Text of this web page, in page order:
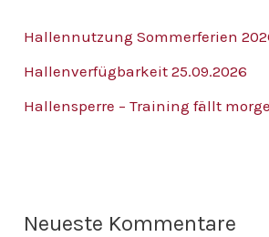
a
c
Hallennutzung Sommerferien
Hallenverfügbarkeit 25.09.2026
Hallensperre – Training fällt
Neueste Kommentare